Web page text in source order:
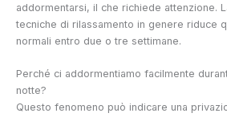
addormentarsi, il che richiede attenzione.
tecniche di rilassamento in genere riduce
normali entro due o tre settimane.
Perché ci addormentiamo facilmente
notte?
Questo fenomeno può indicare una